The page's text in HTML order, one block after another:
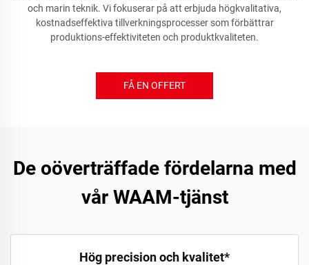
och marin teknik. Vi fokuserar på att erbjuda högkvalitativa,
kostnadseffektiva tillverkningsprocesser som förbättrar
produktions-effektiviteten och produktkvaliteten.
FÅ EN OFFERT
De oöverträffade fördelarna med
vår WAAM-tjänst
Hög precision och kvalitet*